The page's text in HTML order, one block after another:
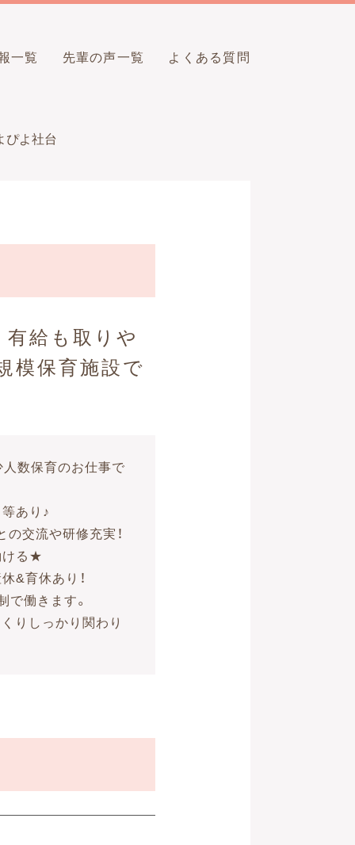
一覧 先輩の声一覧 よくある質問
ぴよ社台
有給も取りや
模保育施設で
数保育のお仕事で
あり♪
交流や研修充実！
ける★
&育休あり！
で働きます。
りしっかり関わり